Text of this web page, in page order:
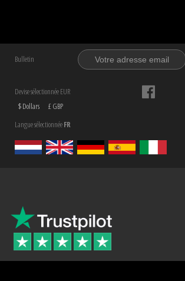
Bulletin
Devise sélectionnée EUR
$ Dollars
£ GBP
Langue sélectionnéeFR